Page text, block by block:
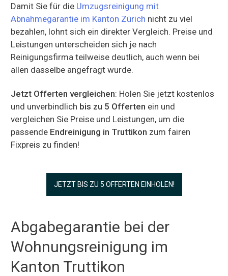
Damit Sie für die Umzugsreinigung mit
Abnahmegarantie im Kanton Zürich nicht zu viel
bezahlen, lohnt sich ein direkter Vergleich. Preise und
Leistungen unterscheiden sich je nach
Reinigungsfirma teilweise deutlich, auch wenn bei
allen dasselbe angefragt wurde.
Jetzt Offerten vergleichen: Holen Sie jetzt kostenlos
und unverbindlich bis zu 5 Offerten ein und
vergleichen Sie Preise und Leistungen, um die
passende Endreinigung in Truttikon zum fairen
Fixpreis zu finden!
JETZT BIS ZU 5 OFFERTEN EINHOLEN!
Abgabegarantie bei der
Wohnungsreinigung im
Kanton Truttikon